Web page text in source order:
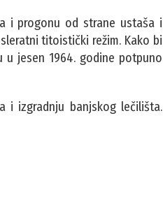
i progonu od strane ustaša i
titoistički režim. Kako bi
jesen 1964. godine potpuno
i izgradnju banjskog lečilišta.